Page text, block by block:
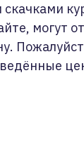
скачками
могут